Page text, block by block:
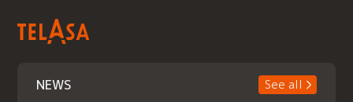
NEWS See all